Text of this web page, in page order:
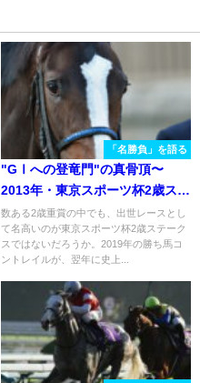
「名勝負」を語る
"GⅠへの登竜門"の真骨頂〜
2013年・東京スポーツ杯2歳ステ
ークス〜
数ある2歳重賞の中でも、出世レースとし
て名高いのが東京スポーツ杯2歳ステーク
スではないだろうか。2019年の勝ち馬コ
ントレイルが、翌年に史上...